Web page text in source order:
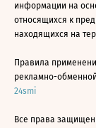
информации на
относящихся к
находящихся на
Правила
рекламно-
24smi
Все права